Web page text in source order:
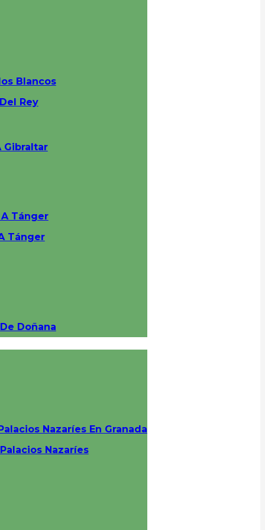
Blancos
Rey
Gibraltar
Tánger
Tánger
Doñana
Nazaríes En Granada
Nazaríes